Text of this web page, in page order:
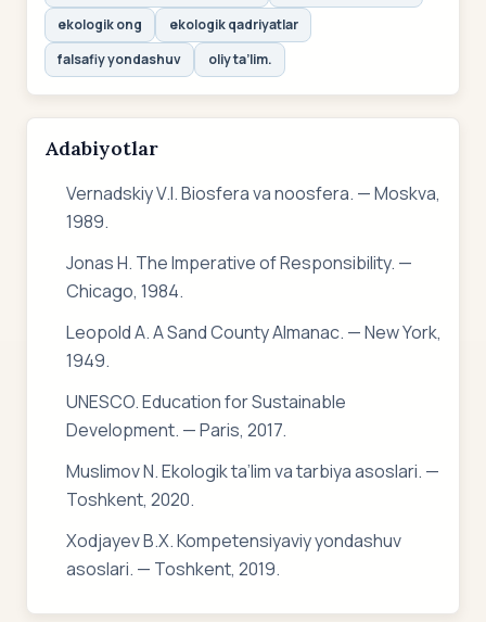
ekologik ong
ekologik qadriyatlar
falsafiy yondashuv
oliy ta’lim.
Adabiyotlar
Vernadskiy V.I. Biosfera va noosfera. — Moskva,
1989.
Jonas H. The Imperative of Responsibility. —
Chicago, 1984.
Leopold A. A Sand County Almanac. — New York,
1949.
UNESCO. Education for Sustainable
Development. — Paris, 2017.
Muslimov N. Ekologik ta’lim va tarbiya asoslari. —
Toshkent, 2020.
Xodjayev B.X. Kompetensiyaviy yondashuv
asoslari. — Toshkent, 2019.